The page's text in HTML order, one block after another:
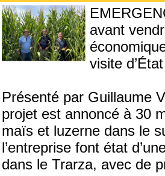
avant
visite
Présenté par Guillaume
projet est annoncé à 30
maïs et luzerne dans le
l’entreprise font état
dans le Trarza, avec de